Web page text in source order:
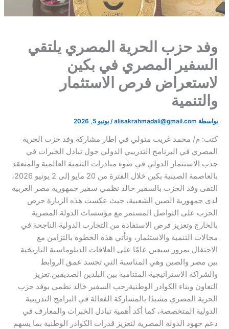
وفد حزب الحرية المصري يلتقي
السفير المصري في بكين
لاستعراض فرص الاستثمار
والتنمية
بواسطة alisakrahmadali@gmail.com
/يونيو 5, 2026
​كتب: م/ محمد غريب متولي ​في إطار مشاركة وفد حزب الحرية
المصري في البرنامج التدريبي الدولي حول تبادل الخبرات في
جذب الاستثمار الدولي في ضوء مبادرات التنمية العالمية والمنعقد
بالعاصمة الصينية بكين خلال الفترة من 20 مايو إلى 2 يونيو 2026،
التقى وفد الحزب بالسفير خالد نظمي سفير جمهورية مصر العربية
لدى جمهورية الصين الشعبية، حيث عكست هذه الزيارة حرص
الحزب على التواصل المستمر مع مؤسسات الدولة المصرية
بالخارج وتعزيز فرص الاستفادة من التجارب الدولية الناجحة في
مجالات التنمية والاستثمار، وتأتي هذه الخطوة بالتزامن مع
الاحتفال بمرور سبعين عامًا على العلاقات الدبلوماسية التاريخية
بين مصر والصين وهي المناسبة التي تجسد عمق الروابط
والشراكة الاستراتيجية المتنامية بين البلدين الصديقين.​تعزيز
التعاون وبناء الكوادر الوطنية​رحب السفير خالد نظمي بوفد حزب
الحرية المصري مشيدًا بالمشاركة الفعالة في البرامج التدريبية
الدولية المتخصصة، كما أكد أهمية تبادل الخبرات والمعارف في
دعم جهود الدولة المصرية لتعزيز قدرات الكوادر الوطنية بما يسهم